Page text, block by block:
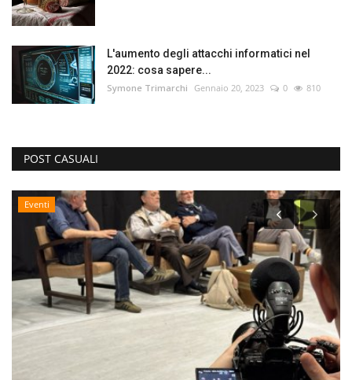
L'aumento degli attacchi informatici nel
2022: cosa sapere...
Symone Trimarchi Gennaio 20, 2023 0 810
POST CASUALI
Eventi